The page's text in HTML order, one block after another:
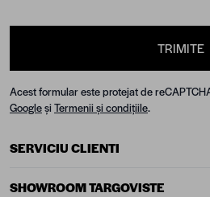
TRIMITE
Acest formular este protejat de
GoogleșiTermenii și condițiile.
SERVICIU CLIENTI
SHOWROOM TARGOVISTE